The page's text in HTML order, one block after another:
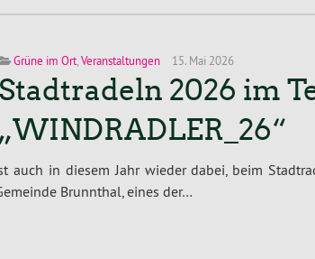
Grüne im Ort, Veranstaltungen 15. Mai 2026
Stadtradeln 2026 im
„WINDRADLER_26“
auch in diesem Jahr wieder dabei, beim
Brunnthal, eines der…